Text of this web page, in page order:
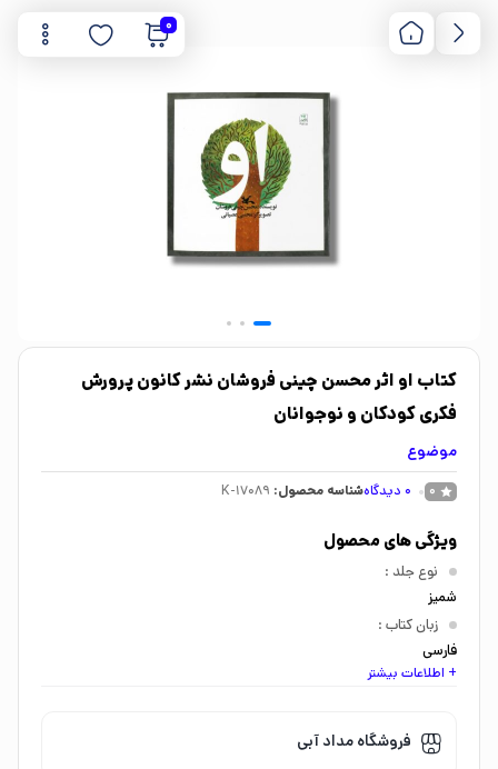
0
کتاب او اثر محسن چینی فروشان نشر کانون پرورش
فکری کودکان و نوجوانان
موضوع
0
0 دیدگاهشناسه محصول: K-17089
ویژگی های محصول
نوع جلد :
شمیز
زبان کتاب :
فارسی
اندازه کتاب:
گروه سنی :
کودک 7 تا 9 سال
+ اطلاعات بیشتر
فروشگاه مداد آبی